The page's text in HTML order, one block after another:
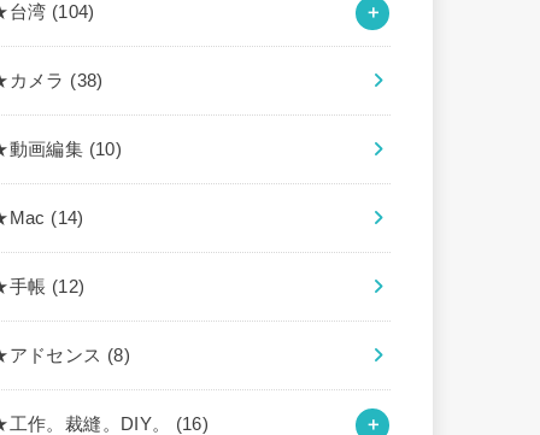
湾 (104)
メラ (38)
画編集 (10)
(14)
帳 (12)
ドセンス (8)
作。裁縫。DIY。 (16)